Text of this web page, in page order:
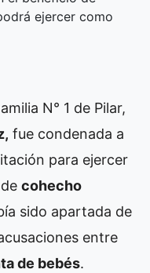
ejercer como
N° 1 de Pilar,
fue condenada a
para ejercer
cohecho
sido apartada de
entre
de bebés.